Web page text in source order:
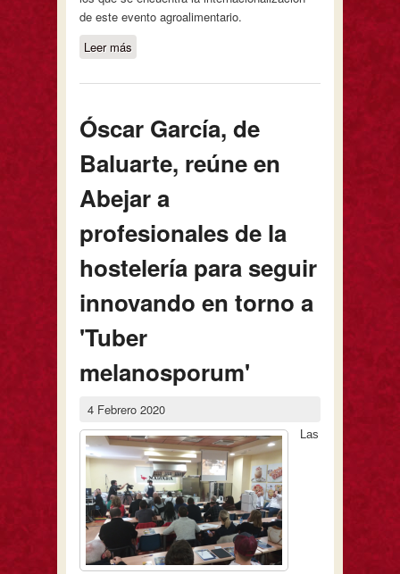
de este evento agroalimentario.
Leer más
Soria
Óscar García, de
Baluarte, reúne en
Abejar a
profesionales de la
hostelería para seguir
innovando en torno a
'Tuber
melanosporum'
4 Febrero 2020
Las